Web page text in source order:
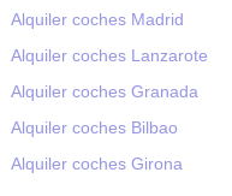
Alquiler coches Madrid
Alquiler coches Lanzarote
Alquiler coches Granada
Alquiler coches Bilbao
Alquiler coches Girona